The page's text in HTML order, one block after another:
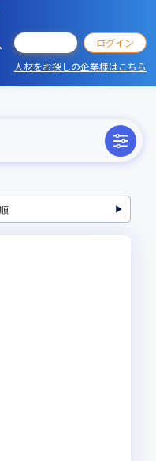
ログイン
人材をお探しの企業様はこちら